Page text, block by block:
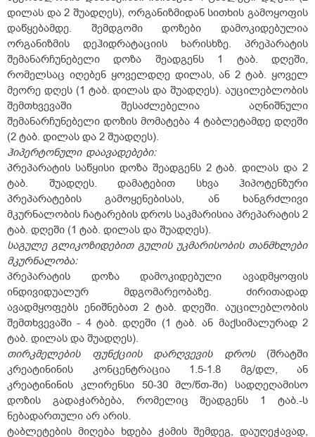
დილას და 2 შუადღეს), ორგანიზმიდან სითხის გამოყოფის
დაწყებამდე. შემდგომი დოზები დამოკიდებულია
ორგანიზმის დეჰიდრატაციის ხარისხზე. პრეპარატის
შემანარჩუნებელი დოზა შეადგენს 1 ტაბ. დღეში,
რომელსაც იღებენ ყოველდღე დილას, ან 2 ტაბ. ყოველ
მეორე დღეს (1 ტაბ. დილას და შუადღეს). აუცილებლობის
შემთხვევაში შესაძლებელია აღნიშნული
შემანარჩუნებელი დოზის მომატება 4 ტაბლეტამდე დღეში
(2 ტაბ. დილას და 2 შუადღეს).
ჰიპერტონული დაავადებები:
პრეპარატის საწყისი დოზა შეადგენს 2 ტაბ. დილას და 2
ტაბ. შუადღეს. დამატებით სხვა ჰიპოტენზური
პრეპარატების გამოყენებისას, ან ხანგრძლივი
მკურნალობის ჩატარების დროს საკმარისია პრეპარატის 2
ტაბ. დღეში (1 ტაბ. დილას და შუადღეს).
საგულე გლიკოზიდებით გულის უკმარისობის თანმხლები
მკურნალობა:
პრეპარატის დოზა დამოკიდებული ავადმყოფის
ინდივიდუალურ მდგომარეობაზე. ძირითადად
ავადმყოფებს ენიშნებათ 2 ტაბ. დღეში. აუცილებლობის
შემთხვევაში - 4 ტაბ. დღეში (1 ტაბ. ან მაქსიმალურად 2
ტაბ. დილას და შუადღეს).
თირკმელების
ფუნქციის დარღვევის დროს (შრატში
კრეატინინის კონცენტრაცია 1.5-1.8 მგ/დლ, ან
კრეატინინის კლირენსი 50-30 მლ/წთ-ში) სადღეღამისო
დოზის გადაჭარბება, რომელიც შეადგენს 1 ტაბ.-ს
ნებადართული არ არის.
ტაბლეტების მიღება ხდება ჭამის შემდეგ, დაუღეჭავად,